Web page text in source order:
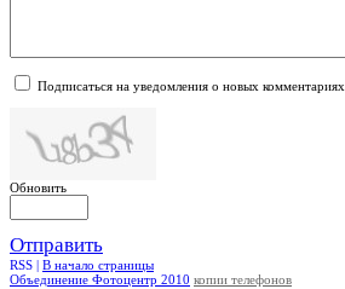
Подписаться на уведомления о новых комментариях
Обновить
Отправить
RSS | В начало страницы
Объединение Фотоцентр 2010 копии телефонов